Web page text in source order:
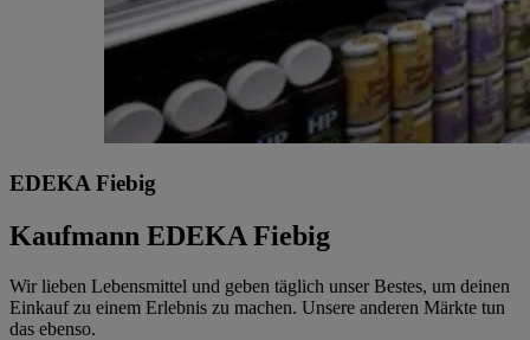
EDEKA Fiebig
Kaufmann EDEKA Fiebig
Wir lieben Lebensmittel und geben täglich unser Bestes, um deinen
Einkauf zu einem Erlebnis zu machen. Unsere anderen Märkte tun
das ebenso.